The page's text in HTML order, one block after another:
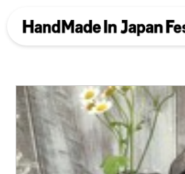
Photo Gallery
EN 中文